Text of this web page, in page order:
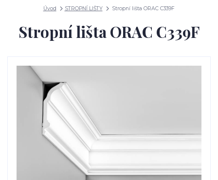
Úvod STROPNÍ LIŠTY Stropní lišta ORAC C339F
Stropní lišta ORAC C339F